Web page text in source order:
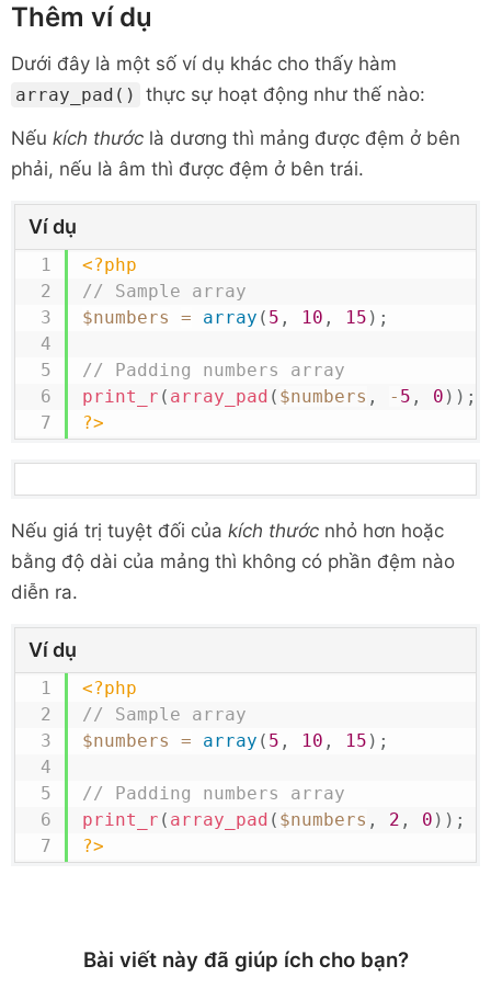
Thêm ví dụ
Dưới đây là một số ví dụ khác cho thấy hàm
array_pad()
thực sự hoạt động như thế nào:
Nếu kích thước là dương thì mảng được đệm ở bên
phải, nếu là âm thì được đệm ở bên trái.
Ví dụ
<?php
// Sample array
$numbers
= array ( 5 , 10 , 15 ) ;
// Padding numbers array
print_r ( array_pad ( $numbers , - 5 , 0 ) ) ;
?>
Nếu giá trị tuyệt đối của kích thước nhỏ hơn hoặc
bằng độ dài của mảng thì không có phần đệm nào
diễn ra.
Ví dụ
<?php
// Sample array
$numbers
= array ( 5 , 10 , 15 ) ;
// Padding numbers array
print_r ( array_pad ( $numbers , 2 , 0 ) ) ;
?>
Bài viết này đã giúp ích cho bạn?